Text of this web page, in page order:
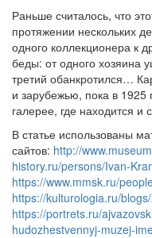
Раньше считалось, что
протяжении нескольких
одного коллекционера к
беды: от одного хозяина
третий обанкротился…
и зарубежью, пока в 1925
галерее, где находится и
В статье использованы
сайтов: http://
history.ru/persons/Ivan-
https://www.mmsk.ru/
https://kulturologia.ru/
https://portrets.ru/
hudozhestvennyj-muzej-